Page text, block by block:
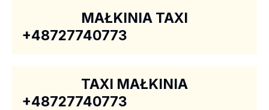
MAŁKINIA TAXI
+48727740773
TAXI MAŁKINIA
+48727740773